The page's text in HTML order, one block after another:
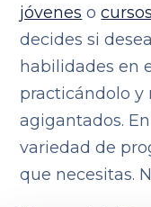
jóvenes o
decides si
habilidades en
practicándolo y
agigantados.
variedad de
que necesitas.